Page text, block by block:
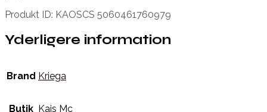
Produkt ID: KAOSCS 5060461760979
Yderligere information
Brand Kriega
Butik Kajs Mc